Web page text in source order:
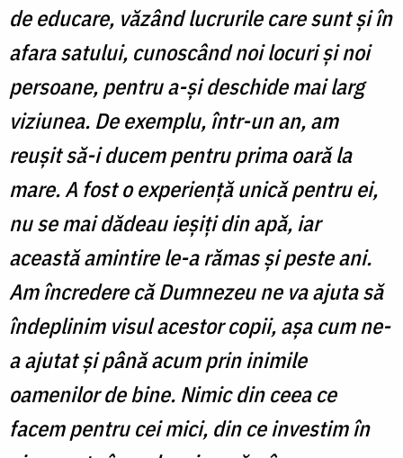
de educare, văzând lucrurile care sunt și în
afara satului, cunoscând noi locuri și noi
persoane, pentru a-și deschide mai larg
viziunea. De exemplu, într-un an, am
reușit să-i ducem pentru prima oară la
mare. A fost o experiență unică pentru ei,
nu se mai dădeau ieșiți din apă, iar
această amintire le-a rămas și peste ani.
Am încredere că Dumnezeu ne va ajuta să
îndeplinim visul acestor copii, așa cum ne-
a ajutat și până acum prin inimile
oamenilor de bine. Nimic din ceea ce
facem pentru cei mici, din ce investim în